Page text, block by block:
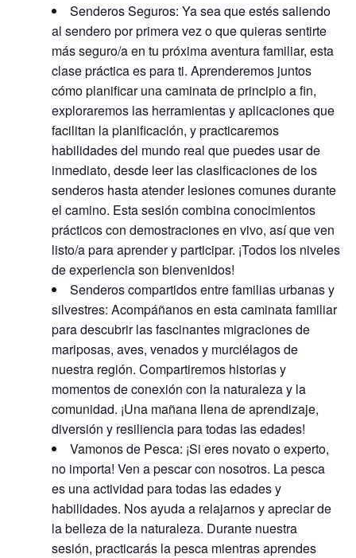
Senderos Seguros: Ya sea que estés saliendo
al sendero por primera vez o que quieras sentirte
más seguro/a en tu próxima aventura familiar, esta
clase práctica es para ti. Aprenderemos juntos
cómo planificar una caminata de principio a fin,
exploraremos las herramientas y aplicaciones que
facilitan la planificación, y practicaremos
habilidades del mundo real que puedes usar de
inmediato, desde leer las clasificaciones de los
senderos hasta atender lesiones comunes durante
el camino. Esta sesión combina conocimientos
prácticos con demostraciones en vivo, así que ven
listo/a para aprender y participar. ¡Todos los niveles
de experiencia son bienvenidos!
Senderos compartidos entre familias urbanas y
silvestres: Acompáñanos en esta caminata familiar
para descubrir las fascinantes migraciones de
mariposas, aves, venados y murciélagos de
nuestra región. Compartiremos historias y
momentos de conexión con la naturaleza y la
comunidad. ¡Una mañana llena de aprendizaje,
diversión y resiliencia para todas las edades!
Vamonos de Pesca: ¡Si eres novato o experto,
no importa! Ven a pescar con nosotros. La pesca
es una actividad para todas las edades y
habilidades. Nos ayuda a relajarnos y apreciar de
la belleza de la naturaleza. Durante nuestra
sesión, practicarás la pesca mientras aprendes